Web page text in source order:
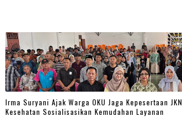
Irma Suryani Ajak Warga OKU Jaga Kepesertaan
Kesehatan Sosialisasikan Kemudahan Layanan